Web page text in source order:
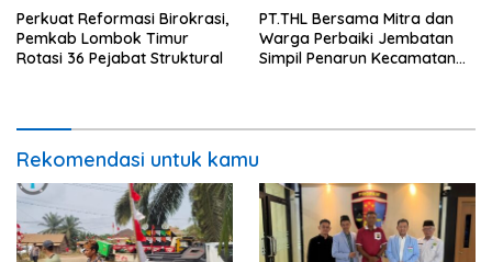
Perkuat Reformasi Birokrasi,
Pemkab Lombok Timur
Rotasi 36 Pejabat Struktural
PT.THL Bersama Mitra dan
Warga Perbaiki Jembatan
Simpil Penarun Kecamatan
Rekomendasi untuk kamu